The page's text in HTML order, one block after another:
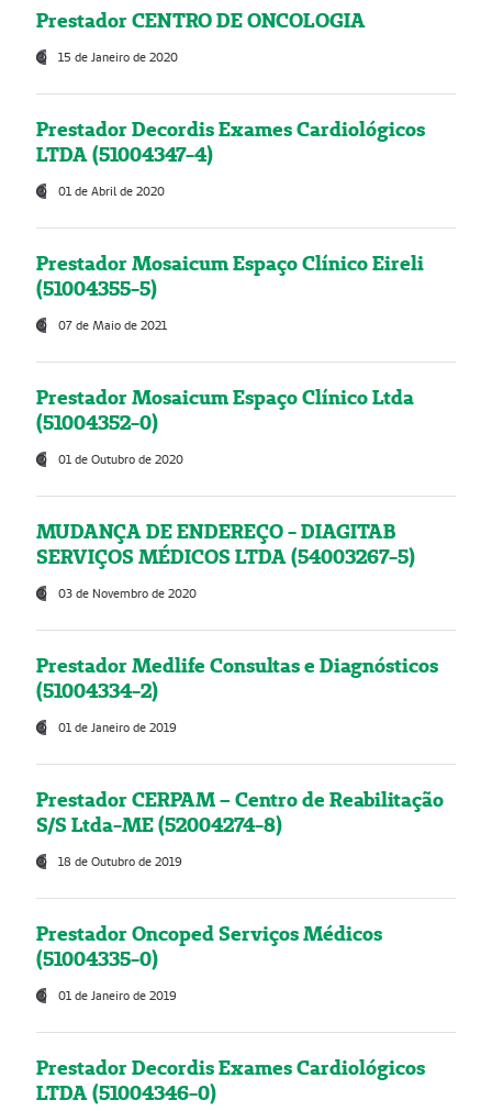
Prestador CENTRO DE ONCOLOGIA
15 de Janeiro de 2020
Prestador Decordis Exames Cardiológicos
LTDA (51004347-4)
01 de Abril de 2020
Prestador Mosaicum Espaço Clínico Eireli
(51004355-5)
07 de Maio de 2021
Prestador Mosaicum Espaço Clínico Ltda
(51004352-0)
01 de Outubro de 2020
MUDANÇA DE ENDEREÇO - DIAGITAB
SERVIÇOS MÉDICOS LTDA (54003267-5)
03 de Novembro de 2020
Prestador Medlife Consultas e Diagnósticos
(51004334-2)
01 de Janeiro de 2019
Prestador CERPAM – Centro de Reabilitação
S/S Ltda-ME (52004274-8)
18 de Outubro de 2019
Prestador Oncoped Serviços Médicos
(51004335-0)
01 de Janeiro de 2019
Prestador Decordis Exames Cardiológicos
LTDA (51004346-0)